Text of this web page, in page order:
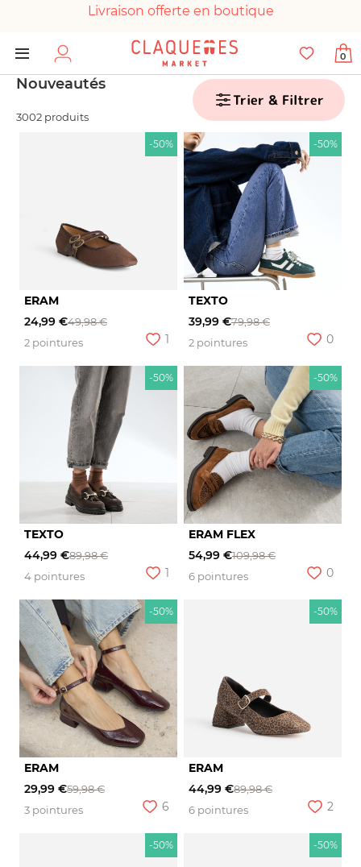
Livraison offerte en boutique
Paiement 100% sécurisé
Chaussures garanties en parfait état
0
Nouveautés
3002 produits
Trier & Filtrer
-50%
ERAM
24,99 €49,98 €
2 pointures
1
-50%
TEXTO
39,99 €79,98 €
2 pointures
0
-50%
TEXTO
44,99 €89,98 €
4 pointures
1
-50%
ERAM FLEX
54,99 €109,98 €
6 pointures
0
-50%
ERAM
29,99 €59,98 €
3 pointures
6
-50%
ERAM
44,99 €89,98 €
6 pointures
2
-50% -50%